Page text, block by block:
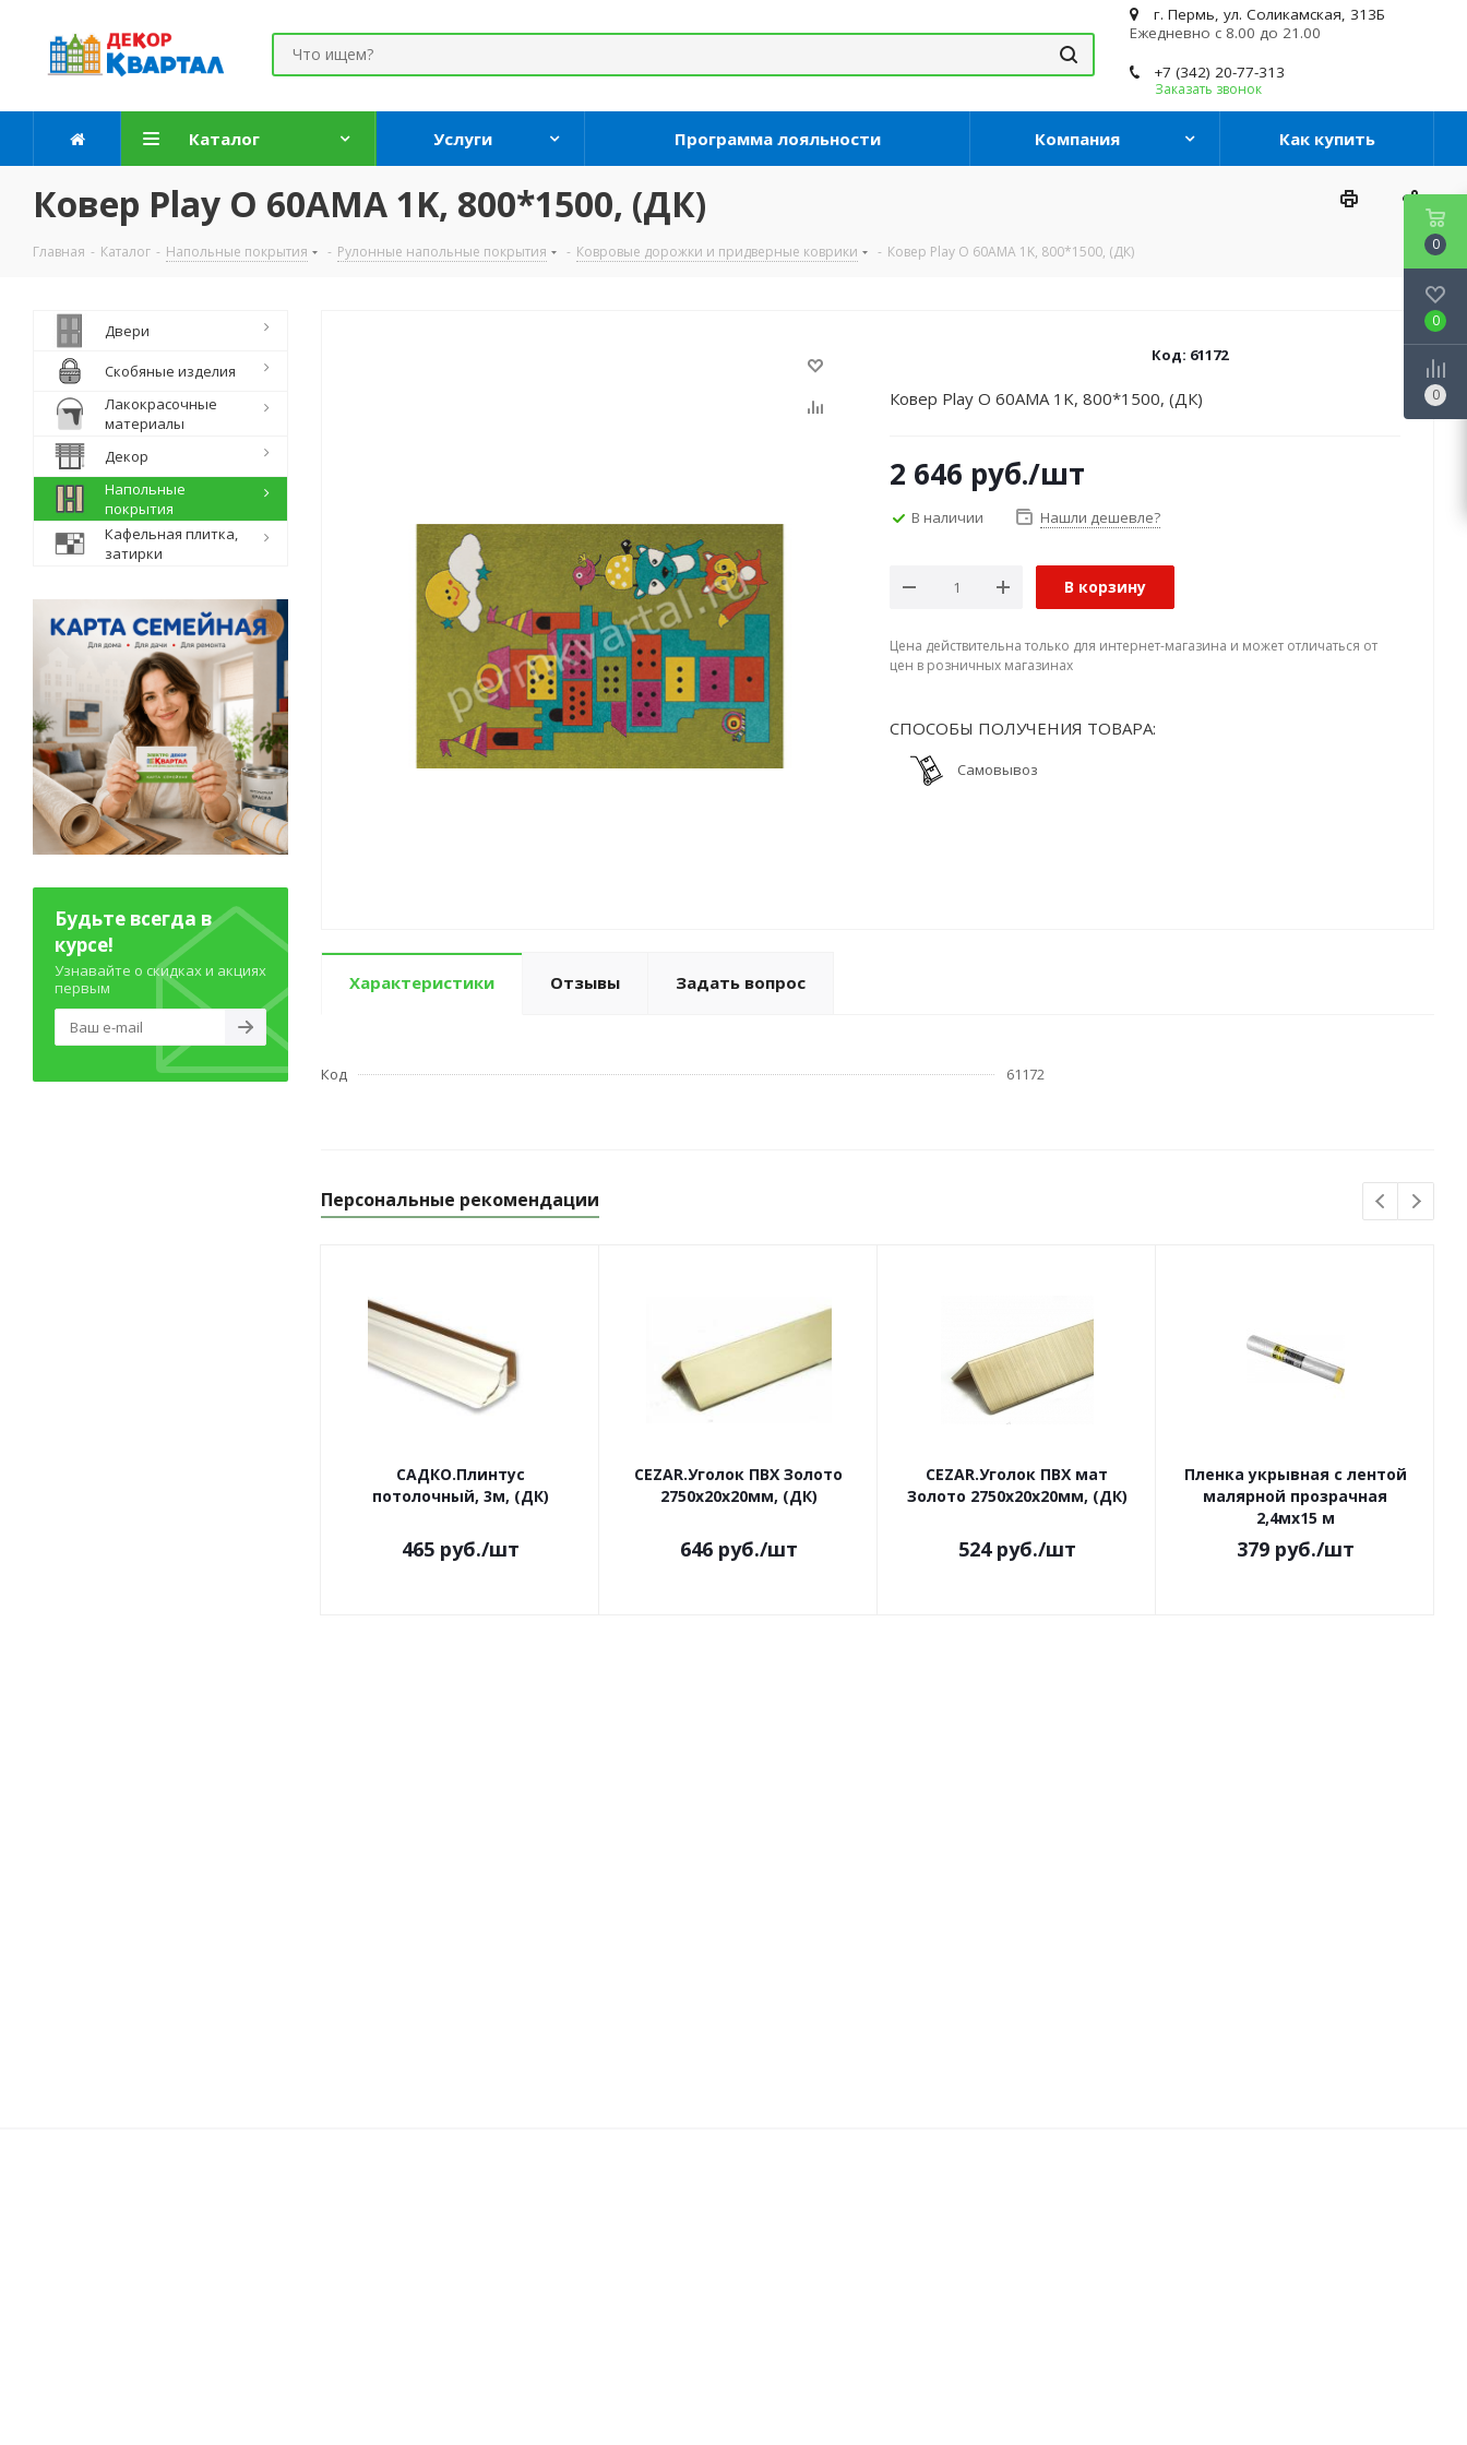
г. Пермь, ул. Соликамская, 313Б
Ежедневно с 8.00 до 21.00
+7 (342) 20-77-313
Заказать звонок
Каталог Услуги Программа лояльности Компания Как купить
Ковер Play O 60AMA 1K, 800*1500, (ДК)
Главная - Каталог - Напольные покрытия - Рулонные напольные покрытия - Ковровые дорожки и придверные коврики - Ковер Play O 60AMA 1K, 800*1500, (ДК)
Код: 61172
Ковер Play O 60AMA 1K, 800*1500, (ДК)
2 646 руб./шт
В наличии Нашли дешевле?
В корзину
Цена действительна только для интернет-магазина и может отличаться от
цен в розничных магазинах
СПОСОБЫ ПОЛУЧЕНИЯ ТОВАРА:
Самовывоз
Характеристики Отзывы Задать вопрос
Код 61172
Персональные рекомендации
САДКО.Плинтус
потолочный, 3м, (ДК)
465руб./шт
CEZAR.Уголок ПВХ Золото
2750х20х20мм, (ДК)
646руб./шт
CEZAR.Уголок ПВХ мат
Золото 2750х20х20мм, (ДК)
524руб./шт
Пленка укрывная с лентой
малярной прозрачная
2,4мх15 м
379руб./шт
Двери
Скобяные изделия
Лакокрасочные
материалы
Декор
Напольные
покрытия
Кафельная плитка,
затирки
Будьте всегда в
курсе!
Узнавайте о скидках и акциях
первым
0
0
0